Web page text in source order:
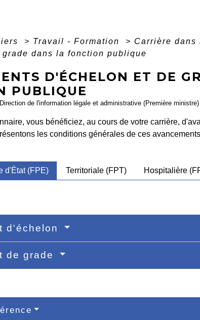
> Travail - Formation > Carrière
dans la fonction publique
D'ÉCHELON ET DE
PUBLIQUE
de l'information légale et administrative (Première ministre)
vous bénéficiez, au cours de votre carrière,
les conditions générales de ces
d'État (FPE) Territoriale (FPT) Hospitalière
d'échelon
de grade